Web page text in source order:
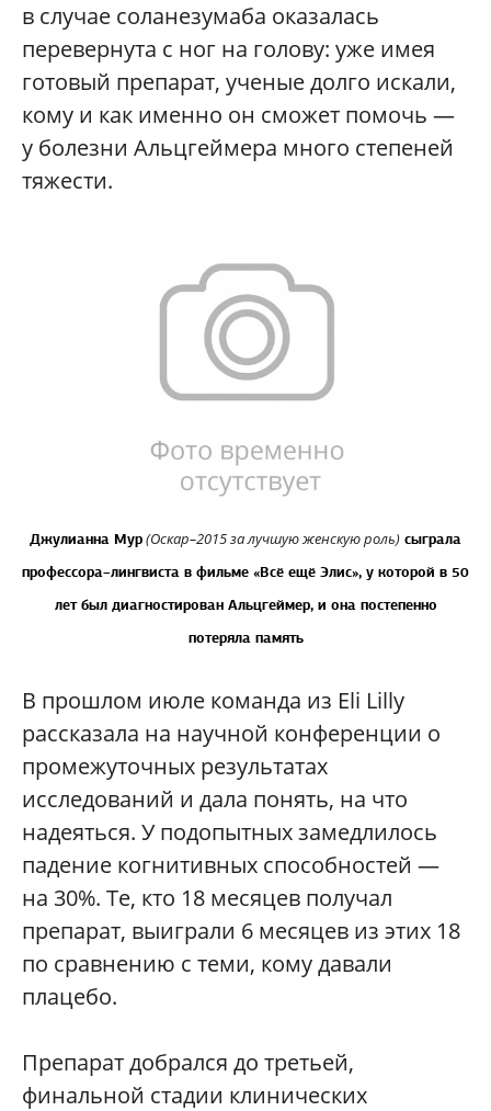
в случае соланезумаба оказалась
перевернута с ног на голову: уже имея
готовый препарат, ученые долго искали,
кому и как именно он сможет помочь —
у болезни Альцгеймера много степеней
тяжести.
Джулианна Мур(Оскар–2015 за лучшую женскую роль) сыграла
профессора–лингвиста в фильме «Всё ещё Элис», у которой в 50
лет был диагностирован Альцгеймер, и она постепенно
потеряла память
В прошлом июле команда из Eli Lilly
рассказала на научной конференции о
промежуточных результатах
исследований и дала понять, на что
надеяться. У подопытных замедлилось
падение когнитивных способностей —
на 30%. Те, кто 18 месяцев получал
препарат, выиграли 6 месяцев из этих 18
по сравнению с теми, кому давали
плацебо.
Препарат добрался до третьей,
финальной стадии клинических